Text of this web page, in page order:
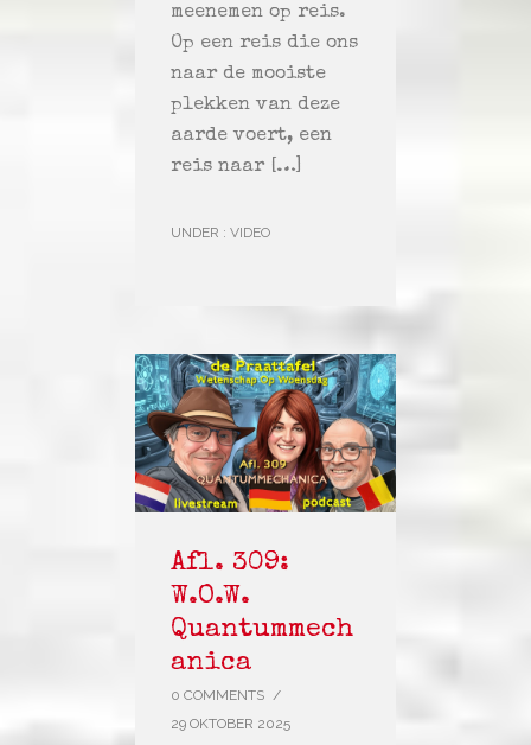
meenemen op reis.
Op een reis die ons
naar de mooiste
plekken van deze
aarde voert, een
reis naar […]
UNDER : VIDEO
Afl. 309:
W.O.W.
Quantummech
anica
0 COMMENTS /
29 OKTOBER 2025